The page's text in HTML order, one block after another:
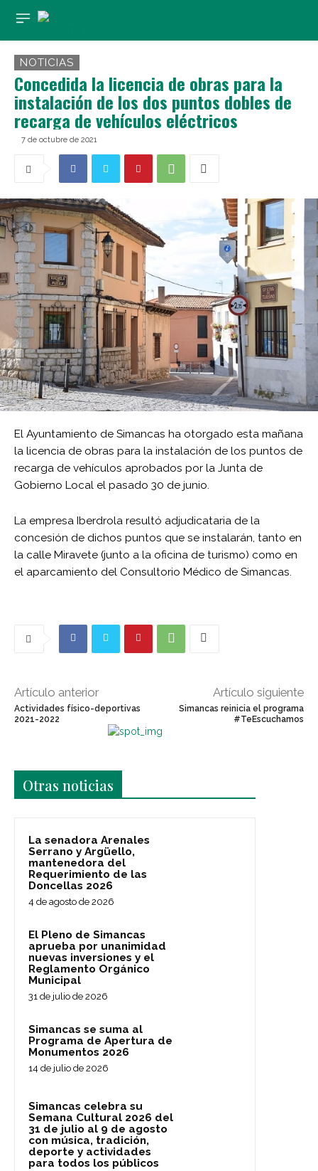
NOTICIAS
Concedida la licencia de obras para la
instalación de los dos puntos dobles de
recarga de vehículos eléctricos
7 de octubre de 2021
El Ayuntamiento de Simancas ha otorgado esta mañana
la licencia de obras para la instalación de los puntos de
recarga de vehículos aprobados por la Junta de
Gobierno Local el pasado 30 de junio.
La empresa Iberdrola resultó adjudicataria de la
concesión de dichos puntos que se instalarán, tanto en
la calle Miravete (junto a la oficina de turismo) como en
el aparcamiento del Consultorio Médico de Simancas.
Artículo anterior
Actividades físico-deportivas
2021-2022
Artículo siguiente
Simancas reinicia el programa
#TeEscuchamos
Otras noticias
La senadora Arenales
Serrano y Argüello,
mantenedora del
Requerimiento de las
Doncellas 2026
4 de agosto de 2026
El Pleno de Simancas
aprueba por unanimidad
nuevas inversiones y el
Reglamento Orgánico
Municipal
31 de julio de 2026
Simancas se suma al
Programa de Apertura de
Monumentos 2026
14 de julio de 2026
Simancas celebra su
Semana Cultural 2026 del
31 de julio al 9 de agosto
con música, tradición,
deporte y actividades
para todos los públicos